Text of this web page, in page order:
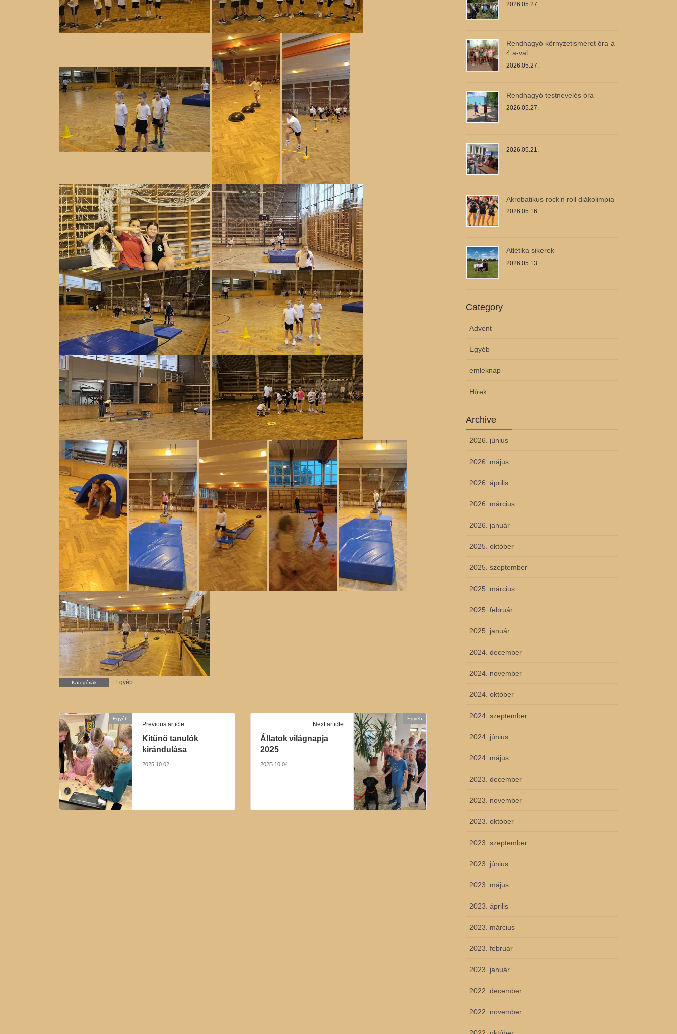
Kategóriák Egyéb
Egyéb
Previous article
Kitűnő tanulók
kirándulása
2025.10.02.
Egyéb
Next article
Állatok világnapja
2025
2025.10.04.
2026.05.27.
Rendhagyó környzetismeret óra a
4.a-val
2026.05.27.
Rendhagyó testnevelés óra
2026.05.27.
2026.05.21.
Akrobatikus rock’n roll diákolimpia
2026.05.16.
Atlétika sikerek
2026.05.13.
Category
Advent
Egyéb
emleknap
Hírek
Archive
2026. június
2026. május
2026. április
2026. március
2026. január
2025. október
2025. szeptember
2025. március
2025. február
2025. január
2024. december
2024. november
2024. október
2024. szeptember
2024. június
2024. május
2023. december
2023. november
2023. október
2023. szeptember
2023. június
2023. május
2023. április
2023. március
2023. február
2023. január
2022. december
2022. november